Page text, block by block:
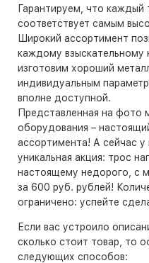
Гарантируем, что каждый
соответствует самым
Широкий ассортимент
каждому взыскательному
изготовим хороший
индивидуальным
вполне доступной.
Представленная на фото
оборудования –
ассортимента! А сейчас
уникальная акция: трос
настоящему недорого, с
за 600 руб. рублей!
ограничено: успейте
Если вас устроило
сколько стоит товар, то
следующих способов: